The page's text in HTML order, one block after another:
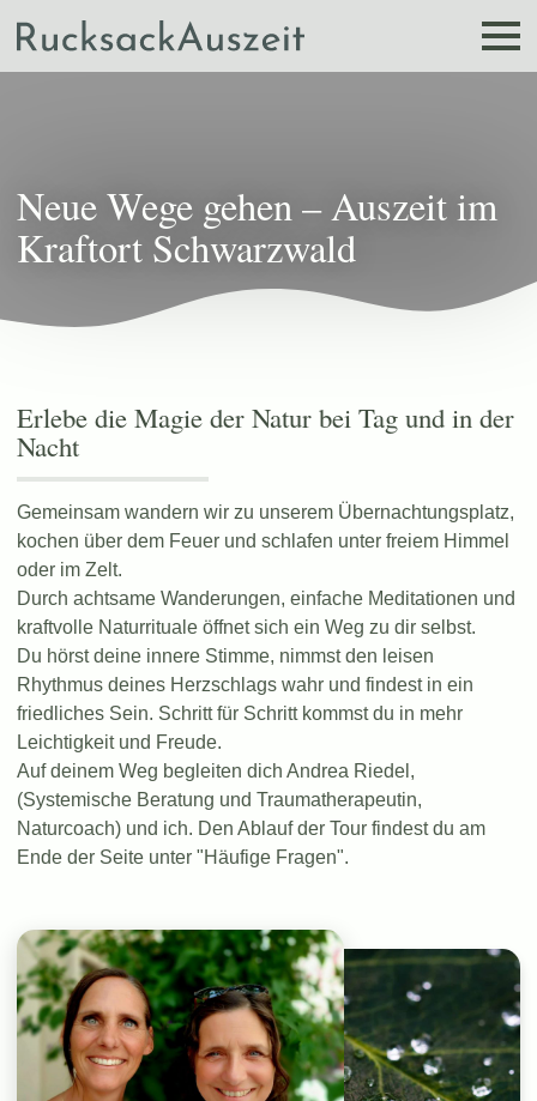
Neue Wege gehen – Auszeit im
Kraftort Schwarzwald
Erlebe die Magie der Natur bei Tag und in der
Nacht
Gemeinsam wandern wir zu unserem Übernachtungsplatz,
kochen über dem Feuer und schlafen unter freiem Himmel
oder im Zelt.
Durch achtsame Wanderungen, einfache Meditationen und
kraftvolle Naturrituale öffnet sich ein Weg zu dir selbst.
Du hörst deine innere Stimme, nimmst den leisen
Rhythmus deines Herzschlags wahr und findest in ein
friedliches Sein. Schritt für Schritt kommst du in mehr
Leichtigkeit und Freude.
Auf deinem Weg begleiten dich Andrea Riedel,
(Systemische Beratung und Traumatherapeutin,
Naturcoach) und ich. Den Ablauf der Tour findest du am
Ende der Seite unter "Häufige Fragen".